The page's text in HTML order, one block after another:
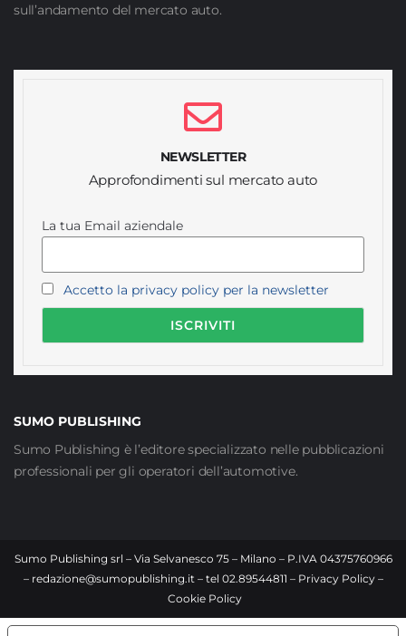
sull’andamento del mercato auto.
NEWSLETTER
Approfondimenti sul mercato auto
La tua Email aziendale
Accetto la privacy policy per la newsletter
SUMO PUBLISHING
Sumo Publishing è l’editore specializzato nelle pubblicazioni
professionali per gli operatori dell’automotive.
Sumo Publishing srl – Via Selvanesco 75 – Milano – P.IVA 04375760966
– redazione@sumopublishing.it– tel 02.89544811 – Privacy Policy–
Cookie Policy